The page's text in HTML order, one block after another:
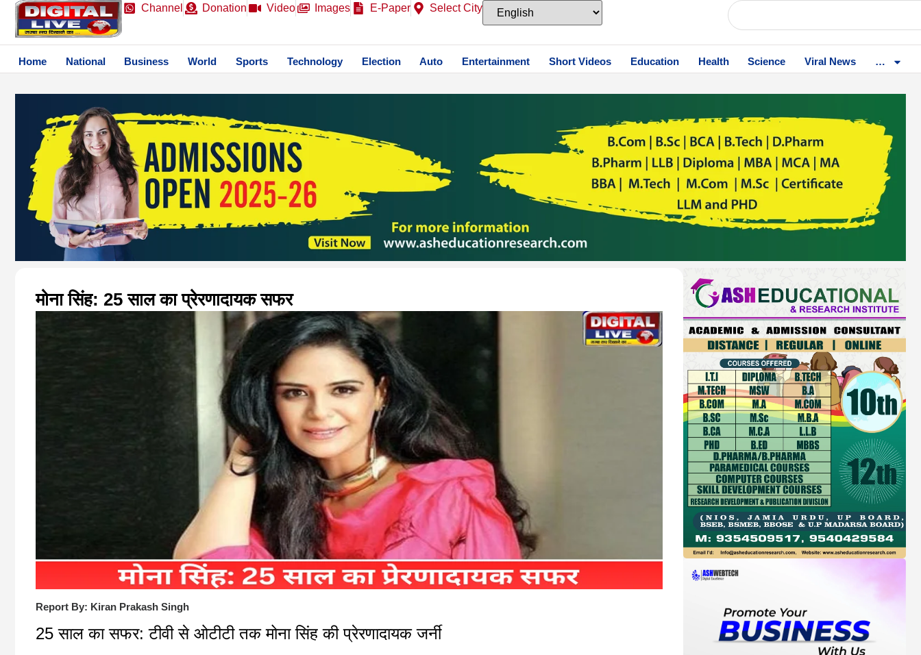
Channel Donation Video Images E-Paper Select City
Home National Business World Sports Technology Election Auto Entertainment Short Videos Education Health Science Viral News …
मोना सिंह: 25 साल का प्रेरणादायक सफर
Report By: Kiran Prakash Singh
25 साल का सफर: टीवी से ओटीटी तक मोना सिंह की प्रेरणादायक जर्नी